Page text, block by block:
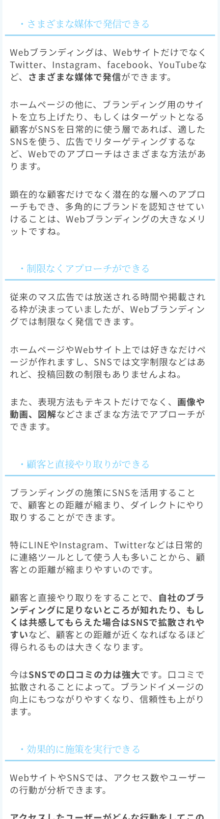
・さまざまな媒体で発信できる
Webブランディングは、Webサイトだけでなく
Twitter、Instagram、facebook、YouTubeな
ど、 さまざまな媒体で発信ができます。
ホームページの他に、ブランディング用のサイ
トを立ち上げたり、もしくはターゲットとなる
顧客がSNSを日常的に使う層であれば、適した
SNSを使う、広告でリターゲティングするな
ど、Webでのアプローチはさまざまな方法があ
ります。
顕在的な顧客だけでなく潜在的な層へのアプロ
ーチもでき、多角的にブランドを認知させてい
けることは、Webブランディングの大きなメリ
ットですね。
・制限なくアプローチができる
従来のマス広告では放送される時間や掲載され
る枠が決まっていましたが、Webブランディン
グでは制限なく発信できます。
ホームページやWebサイト上では好きなだけペ
ージが作れますし、SNSでは文字制限などはあ
れど、投稿回数の制限もありませんよね。
また、表現方法もテキストだけでなく、 画像や
動画、図解などさまざまな方法でアプローチが
できます。
・顧客と直接やり取りができる
ブランディングの施策にSNSを活用すること
で、顧客との距離が縮まり、ダイレクトにやり
取りすることができます。
特にLINEやInstagram、Twitterなどは日常的
に連絡ツールとして使う人も多いことから、顧
客との距離が縮まりやすいのです。
顧客と直接やり取りをすることで、 自社のブラ
ンディングに足りないところが知れたり、もし
くは共感してもらえた場合はSNSで拡散されや
すいなど、顧客との距離が近くなればなるほど
得られるものは大きくなります。
今はSNSでの口コミの力は強大です。口コミで
拡散されることによって。ブランドイメージの
向上にもつながりやすくなり、信頼性も上がり
ます。
・効果的に施策を実行できる
WebサイトやSNSでは、アクセス数やユーザー
の行動が分析できます。